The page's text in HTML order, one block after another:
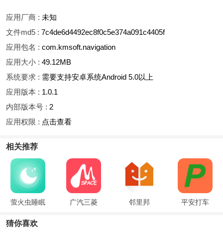
应用厂商 : 未知
文件md5 : 7c4de6d4492ec8f0c5e374a091c4405f
应用包名 : com.kmsoft.navigation
应用大小 : 49.12MB
系统要求 : 需要支持安卓系统Android 5.0以上
应用版本 : 1.0.1
内部版本号 : 2
应用权限 : 点击查看
相关推荐
萤火虫睡眠 广汽三菱 邻里邦 平安打车
猜你喜欢